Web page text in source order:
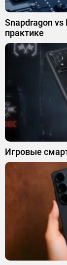
Snapdragon vs
практике
Игровые